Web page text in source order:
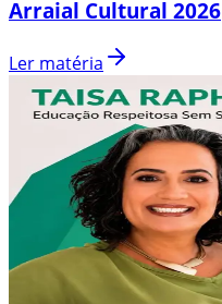
Arraial Cultural 2026
Ler matéria